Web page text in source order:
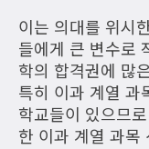
이는 의대를 위시
들에게 큰 변수로
학의 합격권에 많
특히 이과 계열 과
학교들이 있으므
한 이과 계열 과목